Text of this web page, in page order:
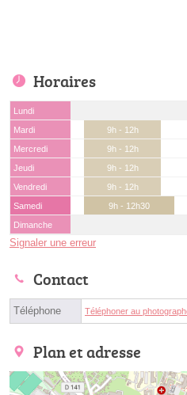
Horaires
Lundi
Mardi
9h - 12h
Mercredi
9h - 12h
Jeudi
9h - 12h
Vendredi
9h - 12h
Samedi
9h - 12h30
Dimanche
Signaler une erreur
Contact
Téléphone Téléphoner au
Plan et adresse